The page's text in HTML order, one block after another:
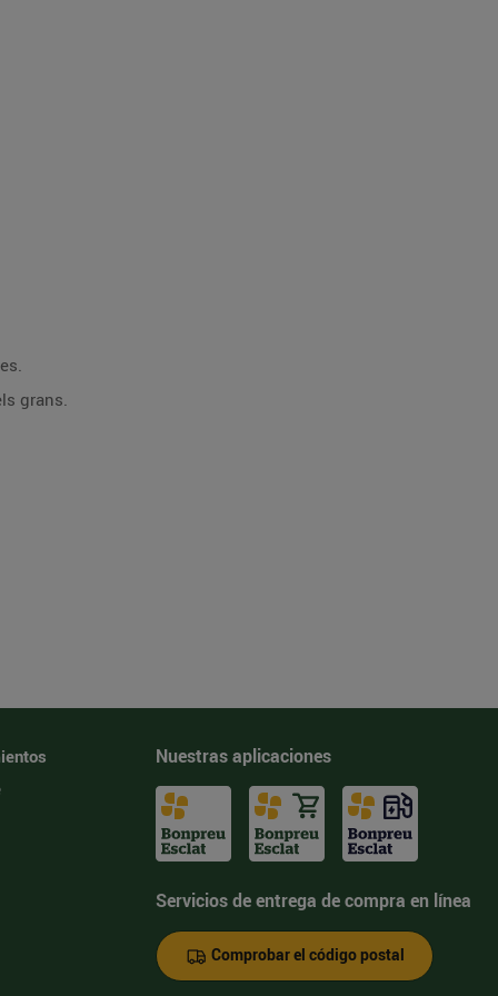
grans.
Nuestras aplicaciones
Servicios de entrega de compra en línea
Comprobar el código postal